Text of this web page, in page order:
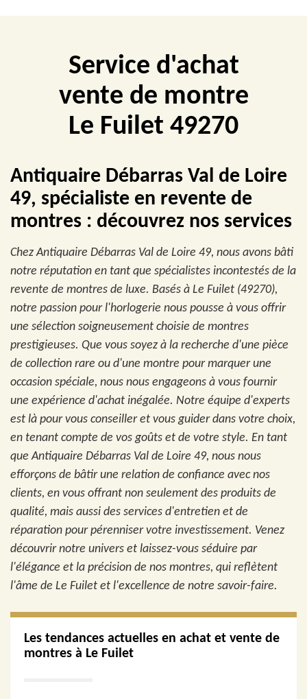
Service d'achat
vente de montre
Le Fuilet 49270
Antiquaire Débarras Val de Loire
49, spécialiste en revente de
montres : découvrez nos services
Chez Antiquaire Débarras Val de Loire 49, nous avons bâti
notre réputation en tant que spécialistes incontestés de la
revente de montres de luxe. Basés à Le Fuilet (49270),
notre passion pour l'horlogerie nous pousse à vous offrir
une sélection soigneusement choisie de montres
prestigieuses. Que vous soyez à la recherche d'une pièce
de collection rare ou d'une montre pour marquer une
occasion spéciale, nous nous engageons à vous fournir
une expérience d'achat inégalée. Notre équipe d'experts
est là pour vous conseiller et vous guider dans votre choix,
en tenant compte de vos goûts et de votre style. En tant
que Antiquaire Débarras Val de Loire 49, nous nous
efforçons de bâtir une relation de confiance avec nos
clients, en vous offrant non seulement des produits de
qualité, mais aussi des services d'entretien et de
réparation pour pérenniser votre investissement. Venez
découvrir notre univers et laissez-vous séduire par
l'élégance et la précision de nos montres, qui reflètent
l'âme de Le Fuilet et l'excellence de notre savoir-faire.
Les tendances actuelles en achat et vente de
montres à Le Fuilet